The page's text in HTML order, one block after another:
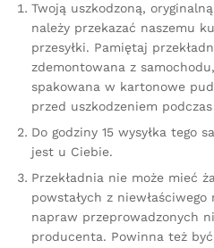
Twoją uszkodzoną,
należy przekazać naszemu
przesyłki. Pamiętaj
zdemontowana z
spakowana w kartonowe
przed uszkodzeniem
Do godziny 15 wysyłka tego
jest u Ciebie.
Przekładnia nie może mieć
powstałych z
napraw przeprowadzonych
producenta. Powinna też